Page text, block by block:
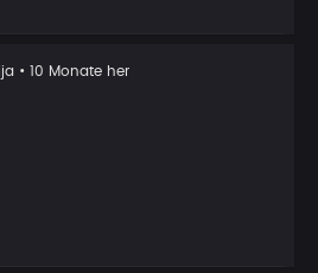
• 10 Monate her